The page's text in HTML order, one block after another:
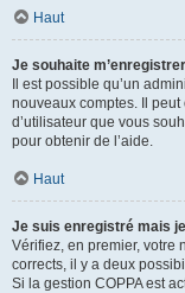
Haut
Je souhaite
Il est possible qu’un
nouveaux comptes. Il
d’utilisateur que vous
pour obtenir de l’aide.
Haut
Je suis enregistré mais
Vérifiez, en premier, votre
corrects, il y a deux
Si la gestion COPPA est